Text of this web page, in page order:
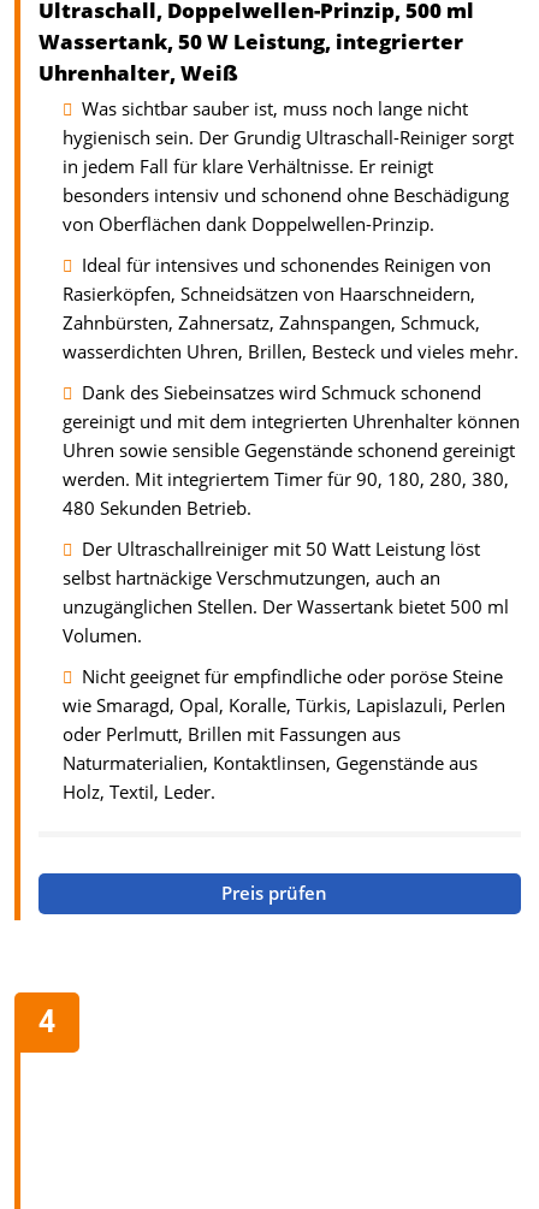
Ultraschall, Doppelwellen-Prinzip, 500 ml
Wassertank, 50 W Leistung, integrierter
Uhrenhalter, Weiß
Was sichtbar sauber ist, muss noch lange nicht
hygienisch sein. Der Grundig Ultraschall-Reiniger sorgt
in jedem Fall für klare Verhältnisse. Er reinigt
besonders intensiv und schonend ohne Beschädigung
von Oberflächen dank Doppelwellen-Prinzip.
Ideal für intensives und schonendes Reinigen von
Rasierköpfen, Schneidsätzen von Haarschneidern,
Zahnbürsten, Zahnersatz, Zahnspangen, Schmuck,
wasserdichten Uhren, Brillen, Besteck und vieles mehr.
Dank des Siebeinsatzes wird Schmuck schonend
gereinigt und mit dem integrierten Uhrenhalter können
Uhren sowie sensible Gegenstände schonend gereinigt
werden. Mit integriertem Timer für 90, 180, 280, 380,
480 Sekunden Betrieb.
Der Ultraschallreiniger mit 50 Watt Leistung löst
selbst hartnäckige Verschmutzungen, auch an
unzugänglichen Stellen. Der Wassertank bietet 500 ml
Volumen.
Nicht geeignet für empfindliche oder poröse Steine
wie Smaragd, Opal, Koralle, Türkis, Lapislazuli, Perlen
oder Perlmutt, Brillen mit Fassungen aus
Naturmaterialien, Kontaktlinsen, Gegenstände aus
Holz, Textil, Leder.
Preis prüfen